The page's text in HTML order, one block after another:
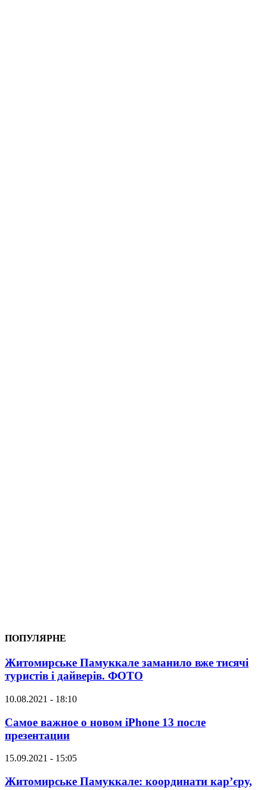
ПОПУЛЯРНЕ
Житомирське Памуккале заманило вже тисячі
туристів і дайверів. ФОТО
10.08.2021 - 18:10
Самое важное о новом iPhone 13 после
презентации
15.09.2021 - 15:05
Житомирське Памуккале: координати кар’єру,